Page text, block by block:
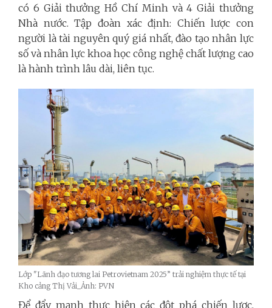
có 6 Giải thưởng Hồ Chí Minh và 4 Giải thưởng
Nhà nước. Tập đoàn xác định: Chiến lược con
người là tài nguyên quý giá nhất, đào tạo nhân lực
số và nhân lực khoa học công nghệ chất lượng cao
là hành trình lâu dài, liên tục.
Lớp "Lãnh đạo tương lai Petrovietnam 2025” trải nghiệm thực tế tại
Kho cảng Thị Vải_Ảnh: PVN
Để đẩy mạnh thực hiện các đột phá chiến lược,